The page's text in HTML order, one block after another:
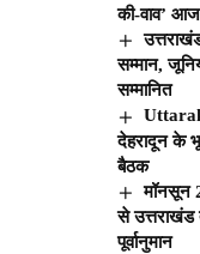
की-वाव’
सम्मान,
सम्मानित
देहरादून के
बैठक
मॉनसून
से उत्तराखंड
पूर्वानुमान